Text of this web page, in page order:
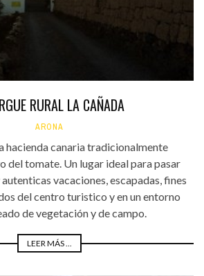
RURAL LA CAÑADA
ARONA
hacienda canaria tradicionalmente
del tomate. Un lugar ideal para pasar
vacaciones, escapadas, fines
del centro turistico y en un entorno
de vegetación y de campo.
LEER MÁS ...